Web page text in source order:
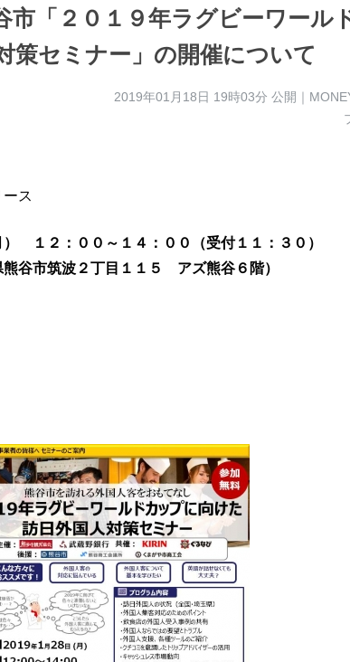
市「２０１９年ラグビーワール
策セミナー」の開催について
2019年01月18日 19時03分 公開｜
ス
１２：００～１４：００（受付１１：３０）
谷市筑波２丁目１１５ アズ熊谷６階）